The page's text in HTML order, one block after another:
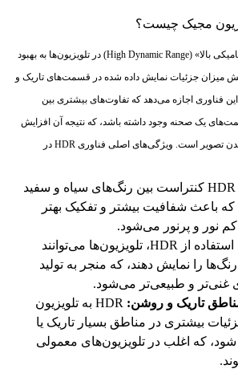
فناوری HDR یا «محدوده دینامیکی بالا» (High Dynamic Range) در تلویزیون‌ها به بهبود
میزان جزئیات نمایش داده شده در قسمت‌های تاریک و
فناوری اجازه می‌دهد که تفاوت‌های بیشتری بین
یک صحنه وجود داشته باشد، که نتیجه آن افزایش
عمق و واقعی‌تر به نظر رسیدن تصویر است. ویژگی‌های اصلی فناوری HDR در
HDR کنتراست بین رنگ‌های سیاه و سفید
باعث شفافیت بیشتر و تفکیک بهتر
نور و پرنور می‌شود.
با استفاده از HDR، تلویزیون‌ها می‌توانند
را نمایش دهند، که منجر به تولید
غنی‌تر و طبیعی‌تر می‌شود.
تاریک و روشن:
HDR به تلویزیون
بیشتری در مناطق بسیار تاریک یا
که اغلب در تلویزیون‌های معمولی